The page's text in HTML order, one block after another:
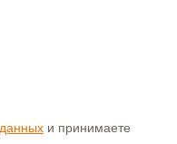
и принимаете